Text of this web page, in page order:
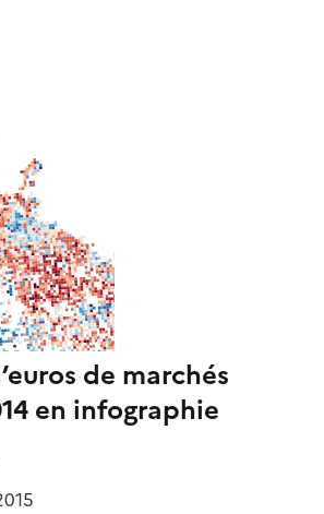
de marchés
en infographie